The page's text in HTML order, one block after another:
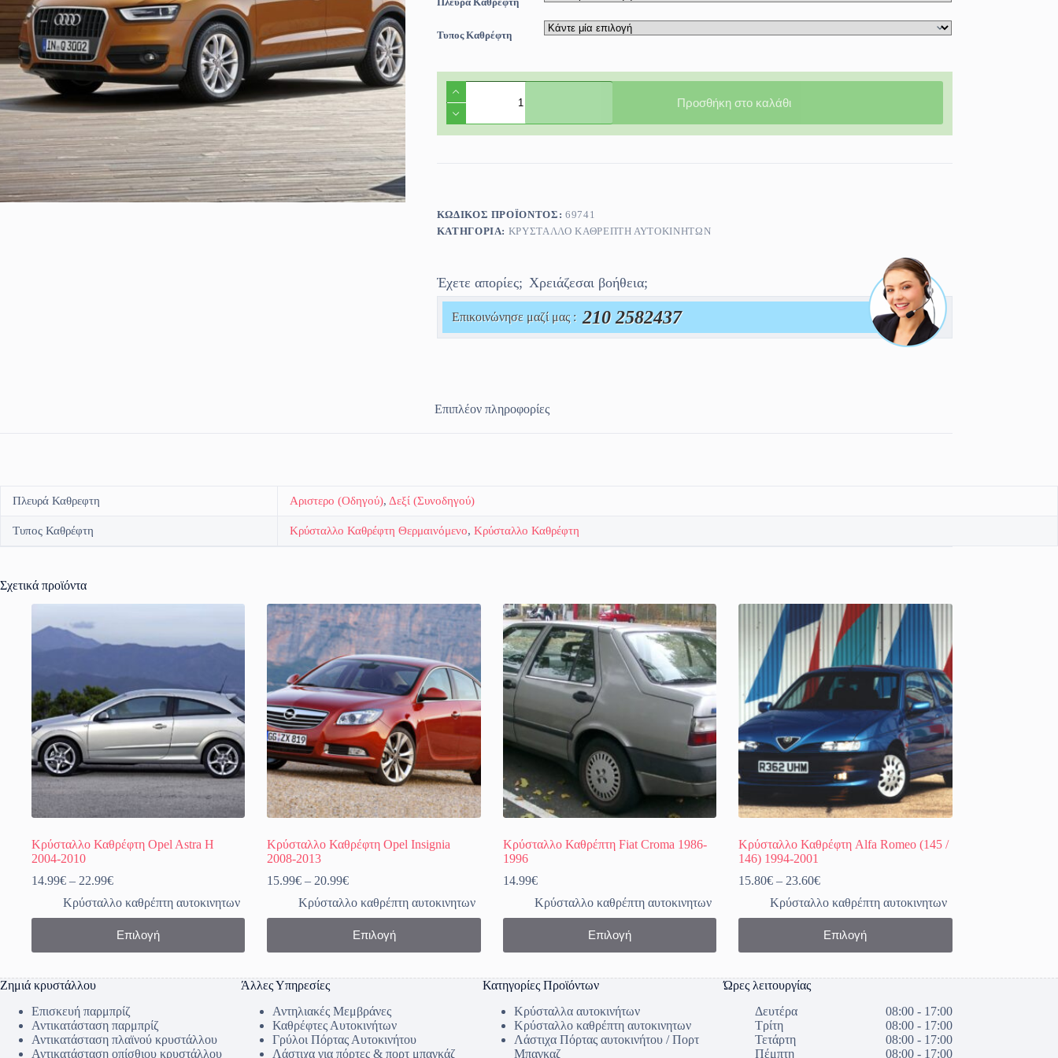
Τυπος Καθρέφτη
Καθρέφτη
Audi
Q3
Προσθήκη στο καλάθι
ΚΩΔΙΚΌΣ ΠΡΟΪΌΝΤΟΣ: 69741
ΚΑΤΗΓΟΡΊΑ: ΚΡΎΣΤΑΛΛΟ ΚΑΘΡΈΠΤΗ ΑΥΤΟΚΙΝΗΤΩΝ
Έχετε απορίες; Χρειάζεσαι βοήθεια;
Επικοινώνησε μαζί μας : 210 2582437
Επιπλέον πληροφορίες
Πλευρά Καθρεφτη Αριστερο (Οδηγού), Δεξί (Συνοδηγού)
Τυπος Καθρέφτη Κρύσταλλο Καθρέφτη Θερμαινόμενο, Κρύσταλλο Καθρέφτη
Σχετικά προϊόντα
Κρύσταλλο Καθρέφτη Opel Astra H
2004-2010
14.99€ – 22.99€Price
14.99€
through
22.99€
Κρύσταλλο καθρέπτη αυτοκινητων
Επιλογή
Αυτό
προϊόν
πολλαπλές
παραλλαγές.
Οι
επιλογές
μπορούν
να
Κρύσταλλο Καθρέφτη Opel Insignia
2008-2013
15.99€ – 20.99€Price
15.99€
through
20.99€
Κρύσταλλο καθρέπτη αυτοκινητων
Επιλογή
Αυτό
προϊόν
πολλαπλές
παραλλαγές.
Οι
επιλογές
μπορούν
να
Κρύσταλλο Καθρέπτη Fiat Croma 1986-
1996
14.99€
Κρύσταλλο καθρέπτη αυτοκινητων
Επιλογή
Αυτό
προϊόν
πολλαπλές
παραλλαγές.
Οι
επιλογές
μπορούν
Κρύσταλλο Καθρέφτη Alfa Romeo (145 /
146) 1994-2001
15.80€ – 23.60€Price
15.80€
through
23.60€
Κρύσταλλο καθρέπτη αυτοκινητων
Επιλογή
Αυτό
προϊόν
πολλαπλές
παραλλαγές.
επιλογές
μπορούν
Ζημιά κρυστάλλου
Επισκευή παρμπρίζ
Αντικατάσταση παρμπρίζ
Αντικατάσταση πλαϊνού κρυστάλλου
Αντικατάσταση οπίσθιου κρυστάλλου
Άλλες Υπηρεσίες
Αντηλιακές Μεμβράνες
Καθρέφτες Αυτοκινήτων
Γρύλοι Πόρτας Αυτοκινήτου
Λάστιχα για πόρτες & πορτ μπαγκάζ
Κατηγορίες Προϊόντων
Κρύσταλλα αυτοκινήτων
Κρύσταλλο καθρέπτη αυτοκινητων
Λάστιχα Πόρτας αυτοκινήτου / Πορτ
Μπαγκαζ
Ώρες λειτουργίας
Δευτέρα
08:00 - 17:00
Τρίτη
08:00 - 17:00
Τετάρτη
08:00 - 17:00
Πέμπτη
08:00 - 17:00